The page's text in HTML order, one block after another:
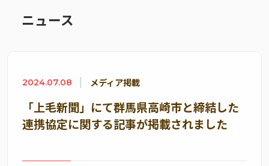
ニュース
2024.07.08 メディア掲載
「上毛新聞」にて群馬県高崎市と締結した
連携協定に関する記事が掲載されました